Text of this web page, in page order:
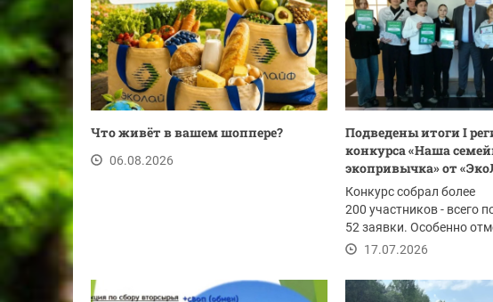
Что живёт в вашем шоппере?
06.08.2026
Подведены итоги I
конкурса «Наша
экопривычка» от
Конкурс собрал более
200 участников - всего
52 заявки. Особенно
активность жителей
17.07.2026